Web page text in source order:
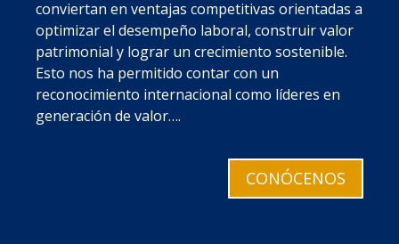
conviertan en ventajas competitivas orientadas a
optimizar el desempeño laboral, construir valor
patrimonial y lograr un crecimiento sostenible.
Esto nos ha permitido contar con un
reconocimiento internacional como líderes en
generación de valor….
CONÓCENOS